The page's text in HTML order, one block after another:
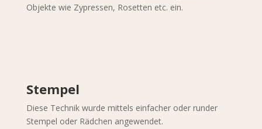
Objekte wie Zypressen, Rosetten etc. ein.
Stempel
Diese Technik wurde mittels einfacher oder runder
Stempel oder Rädchen angewendet.